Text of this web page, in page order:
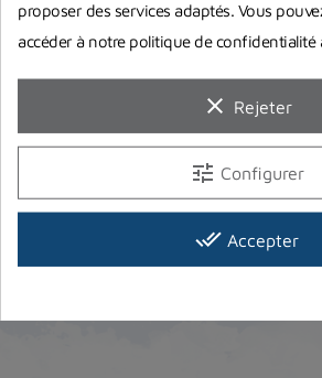
Equipement complet de
Quel matériel choisir
débuter ?
Vous pensez à investir dans votre
équipement complet de plongée ?
toutes vos interrogations et...
proposer des services adaptés. Vous
accéder à notre politique de confidentialité
clear Rejeter
tune Configurer
done_all Accepter